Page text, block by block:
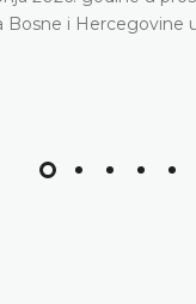
Bosne i Hercegovine